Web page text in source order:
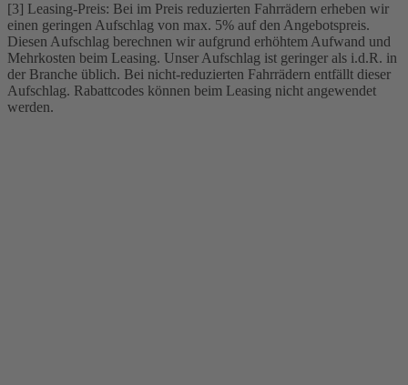
[3] Leasing-Preis: Bei im Preis reduzierten Fahrrädern erheben wir
einen geringen Aufschlag von max. 5% auf den Angebotspreis.
Diesen Aufschlag berechnen wir aufgrund erhöhtem Aufwand und
Mehrkosten beim Leasing. Unser Aufschlag ist geringer als i.d.R. in
der Branche üblich. Bei nicht-reduzierten Fahrrädern entfällt dieser
Aufschlag. Rabattcodes können beim Leasing nicht angewendet
werden.